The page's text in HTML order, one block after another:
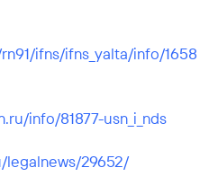
ifns/ifns_yalta/info/1658
info/81877-usn_i_nds
legalnews/29652/